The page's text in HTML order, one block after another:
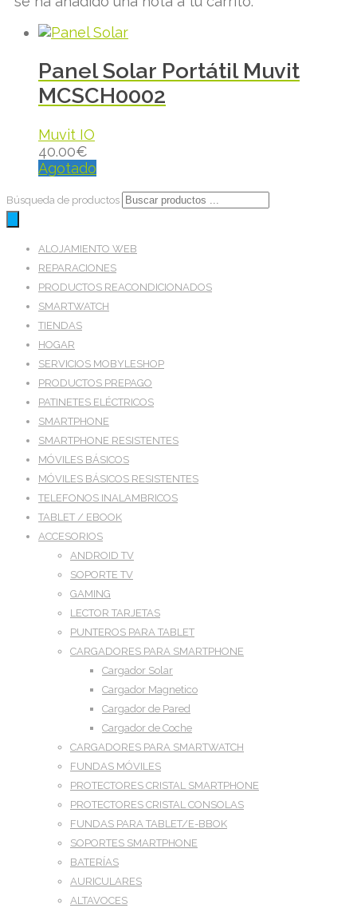
Panel Solar Portátil Muvit
MCSCH0002
Muvit IO
40.00€
Agotado
Búsqueda de productos
ALOJAMIENTO WEB
REPARACIONES
PRODUCTOS REACONDICIONADOS
SMARTWATCH
TIENDAS
HOGAR
SERVICIOS MOBYLESHOP
PRODUCTOS PREPAGO
PATINETES ELÉCTRICOS
SMARTPHONE
SMARTPHONE RESISTENTES
MÓVILES BÁSICOS
MÓVILES BÁSICOS RESISTENTES
TELEFONOS INALAMBRICOS
TABLET / EBOOK
ACCESORIOS
ANDROID TV
SOPORTE TV
GAMING
LECTOR TARJETAS
PUNTEROS PARA TABLET
CARGADORES PARA SMARTPHONE
Cargador Solar
Cargador Magnetico
Cargador de Pared
Cargador de Coche
CARGADORES PARA SMARTWATCH
FUNDAS MÓVILES
PROTECTORES CRISTAL SMARTPHONE
PROTECTORES CRISTAL CONSOLAS
FUNDAS PARA TABLET/E-BBOK
SOPORTES SMARTPHONE
BATERÍAS
AURICULARES
ALTAVOCES